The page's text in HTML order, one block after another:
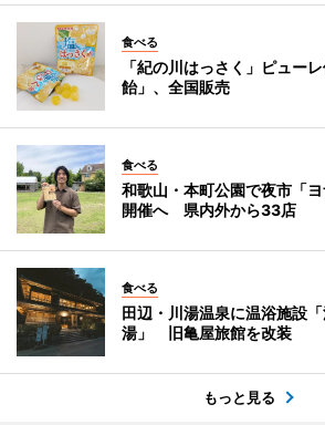
食べる
「紀の川はっさく」ピュー
飴」、全国販売
食べる
和歌山・本町公園で夜市「
開催へ 県内外から33店
食べる
田辺・川湯温泉に温浴施設「
湯」 旧亀屋旅館を改装
もっと見る